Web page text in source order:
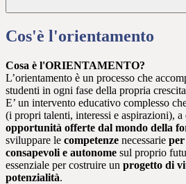
Cos'è l'orientamento
Cosa è l'ORIENTAMENTO?
L’orientamento è un processo che
studenti in ogni fase della propria
E’ un intervento educativo complesso
(i propri talenti, interessi e aspirazioni), a
opportunità offerte dal mondo della
sviluppare le competenze necessarie
consapevoli e autonome sul proprio
essenziale per costruire un progetto di
potenzialità.